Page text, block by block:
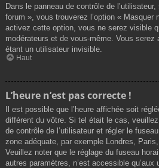
Dans le panneau de contrôle de
forum », vous trouverez l’option «
activez cette option, vous ne serez visible
modérateurs et de vous-même. Vous
étant un utilisateur invisible.
Haut
L’heure n’est pas correcte !
Il est possible que l’heure affichée soit
différent du vôtre. Si tel était le cas,
de contrôle de l’utilisateur et régler le
zone adéquate, par exemple Londres,
Veuillez noter que le réglage du fuseau
autres paramètres, n’est accessible